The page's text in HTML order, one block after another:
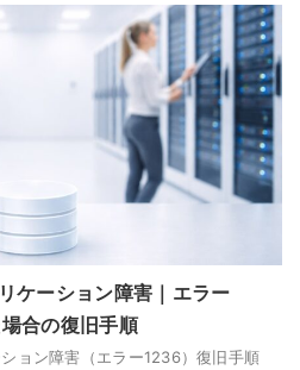
ケーション障害｜エラー
合の復旧手順
ョン障害（エラー1236）復旧手順